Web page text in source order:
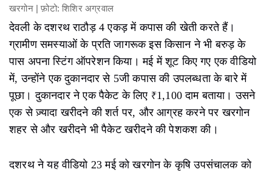
खरगोन | फ़ोटो: शिशिर अग्रवाल
देवली के दशरथ राठौड़ 4 एकड़ में कपास की खेती करते हैं।
ग्रामीण समस्याओं के प्रति जागरूक इस किसान ने भी बरुड़ के
पास अपना स्टिंग ऑपरेशन किया। मई में शूट किए गए एक वीडियो
में, उन्होंने एक दुकानदार से 5जी कपास की उपलब्धता के बारे में
पूछा। दुकानदार ने एक पैकेट के लिए ₹1,100 दाम बताया। उसने
एक से ज़्यादा खरीदने की शर्त पर, और आग्रह करने पर खरगोन
शहर से और खरीदने भी पैकेट खरीदने की पेशकश की।
दशरथ ने यह वीडियो 23 मई को खरगोन के कृषि उपसंचालक को